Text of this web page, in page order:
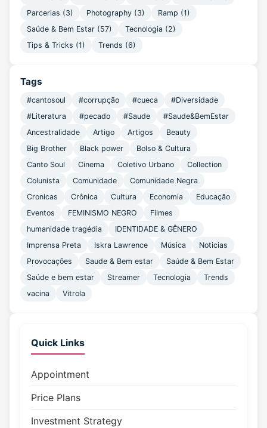
Parcerias (3) Photography (3) Ramp (1)
Saúde & Bem Estar (57) Tecnologia (2)
Tips & Tricks (1) Trends (6)
Tags
#cantosoul #corrupção #cueca
#Diversidade
#Literatura
#pecado #Saude
#Saude&BemEstar
Ancestralidade
Artigo Artigos
Beauty
Big Brother
Black power
Bolso & Cultura
Canto Soul
Cinema Coletivo Urbano
Collection
Colunista
Comunidade
Comunidade Negra
Cronicas
Crônica Cultura Economia
Educação
Eventos
FEMINISMO NEGRO
Filmes
humanidade tragédia
IDENTIDADE & GÊNERO
Imprensa Preta
Iskra Lawrence Música
Noticias
Provocações
Saude & Bem estar
Saúde & Bem Estar
Saúde e bem estar
Streamer Tecnologia
Trends
vacina
Vitrola
Quick Links
Appointment
Price Plans
Investment Strategy